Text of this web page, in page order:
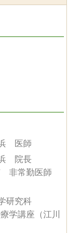
医師
院長
非常勤医師
研究科
学講座（江川